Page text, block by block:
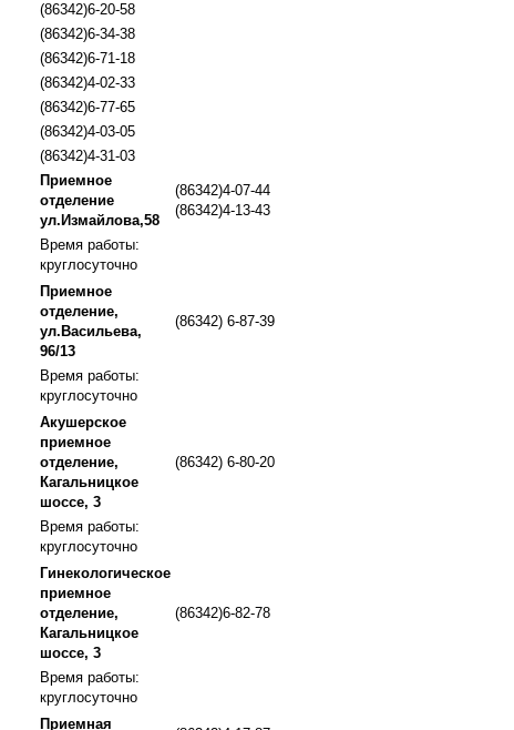
(86342)6-20-58
(86342)6-34-38
(86342)6-71-18
(86342)4-02-33
(86342)6-77-65
(86342)4-03-05
(86342)4-31-03
Приемное
отделение
ул.Измайлова,58
(86342)4-07-44
(86342)4-13-43
Время работы:
круглосуточно
Приемное
отделение,
ул.Васильева,
96/13
(86342) 6-87-39
Время работы:
круглосуточно
Акушерское
приемное
отделение,
Кагальницкое
шоссе, 3
(86342) 6-80-20
Время работы:
круглосуточно
Гинекологическое
приемное
отделение,
Кагальницкое
шоссе, 3
(86342)6-82-78
Время работы:
круглосуточно
Приемная